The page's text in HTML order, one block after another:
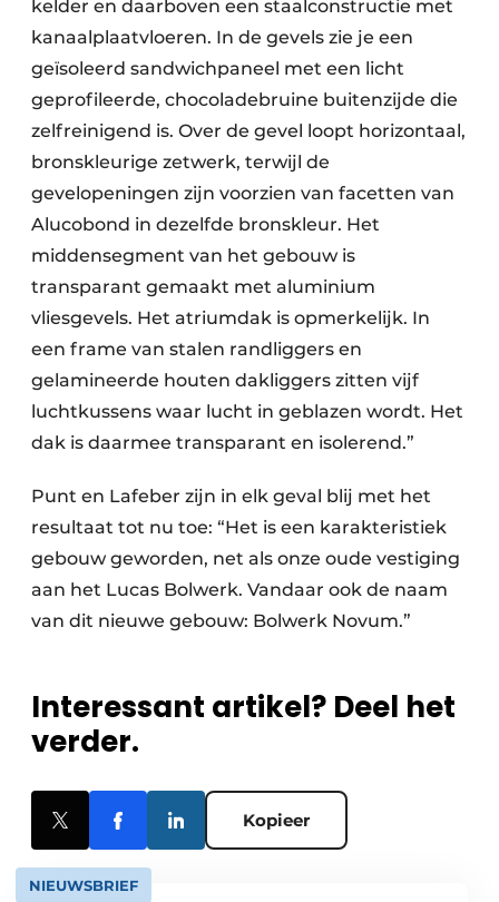
kelder en daarboven een staalconstructie met
kanaalplaatvloeren. In de gevels zie je een
geïsoleerd sandwichpaneel met een licht
geprofileerde, chocoladebruine buitenzijde die
zelfreinigend is. Over de gevel loopt horizontaal,
bronskleurige zetwerk, terwijl de
gevelopeningen zijn voorzien van facetten van
Alucobond in dezelfde bronskleur. Het
middensegment van het gebouw is
transparant gemaakt met aluminium
vliesgevels. Het atriumdak is opmerkelijk. In
een frame van stalen randliggers en
gelamineerde houten dakliggers zitten vijf
luchtkussens waar lucht in geblazen wordt. Het
dak is daarmee transparant en isolerend.”
Punt en Lafeber zijn in elk geval blij met het
resultaat tot nu toe: “Het is een karakteristiek
gebouw geworden, net als onze oude vestiging
aan het Lucas Bolwerk. Vandaar ook de naam
van dit nieuwe gebouw: Bolwerk Novum.”
Interessant artikel? Deel het
verder.
Kopieer
NIEUWSBRIEF